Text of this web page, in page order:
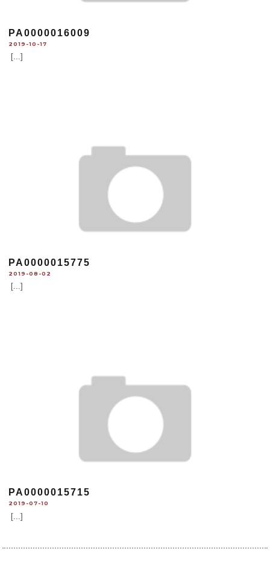
PA0000016009
2019-10-17
[...]
PA0000015775
2019-08-02
[...]
PA0000015715
2019-07-10
[...]